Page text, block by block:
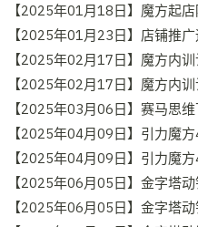
【2025年01月18日】魔方起
【2025年01月23日】店铺推
【2025年02月17日】魔方内
【2025年02月17日】魔方内
【2025年03月06日】赛马思
【2025年04月09日】引力魔
【2025年04月09日】引力魔
【2025年06月05日】金字塔
【2025年06月05日】金字塔